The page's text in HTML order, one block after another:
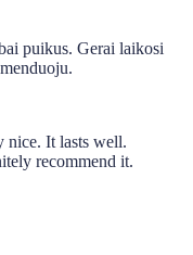
puikus. Gerai laikosi
nice. It lasts well.
recommend it.